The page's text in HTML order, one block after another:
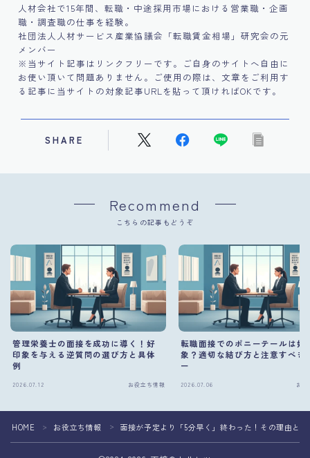
人材会社で15年間、転職・中途採用市場における営業職・企画
職・調査職の仕事を経験。
社団法人人材サービス産業協議会「転職賃金相場」研究会の元
メンバー
※当サイト記事はリンクフリーです。ご自身のサイトへ自由に
お使い頂いて問題ありません。ご使用の際は、文章をご利用す
る記事に当サイトの対象記事URLを貼って頂ければOKです。
SHARE
Recommend
こちらの記事もどうぞ
管理栄養士の面接を成功に導く！好
印象を与える逆質問の選び方と具体
例
2026.07.12 お役立ち情報
転職面接でのポニーテールは好
象？適切な結び方と注意すべき
ー
2026.07.06 お
HOME ＞ お役立ち情報 ＞ 面接が予定より「5分早く」終わった！その理由と